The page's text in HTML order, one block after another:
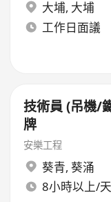
大埔, 大埔
工作日面議
技術員 (吊機/
牌
安樂工程
葵青, 葵涌
8小時以上/